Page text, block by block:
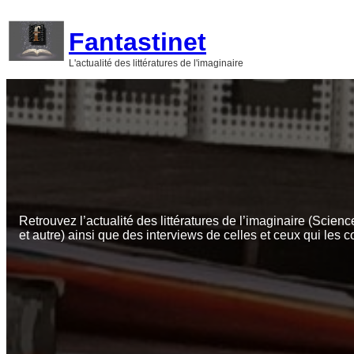
contenu
Fantastinet
L'actualité des littératures de l'imaginaire
Retrouvez l’actualité des littératures de l’imaginaire
et autre) ainsi que des interviews de celles et ceux qui les